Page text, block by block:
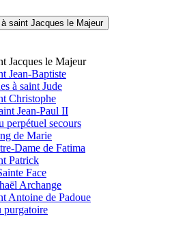
saint Jacques le Majeur
Jacques le Majeur
Jean-Baptiste
à saint Jude
Christophe
Jean-Paul II
perpétuel secours
de Marie
Dame de Fatima
Patrick
Face
Archange
Antoine de Padoue
purgatoire